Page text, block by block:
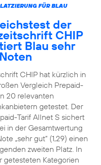
FÜR BLAU
der
CHIP
Blau sehr
CHIP hat kürzlich in
Vergleich Prepaid-
20 relevanten
getestet. Der
Tarif Allnet S sichert
in der Gesamtwertung
„sehr gut“ (1,29) einen
zweiten Platz. In
getesteten Kategorien